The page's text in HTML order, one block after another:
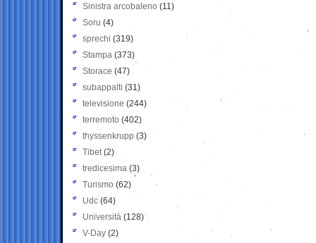
Sinistra arcobaleno (11)
Soru (4)
sprechi (319)
Stampa (373)
Storace (47)
subappalti (31)
televisione(244)
terremoto (402)
thyssenkrupp (3)
Tibet(2)
tredicesima (3)
Turismo (62)
Udc (64)
Università (128)
V-Day (2)